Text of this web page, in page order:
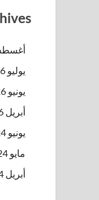
أغسطس
يوليو 2026
يونيو 2026
أبريل 2026
يونيو 2024
مايو 2024
أبريل 2024